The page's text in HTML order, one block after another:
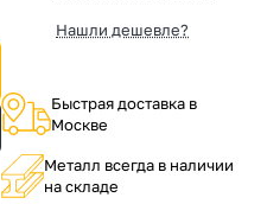
Нашли дешевле?
Быстрая доставка в
Москве
Металл всегда в наличии
на складе